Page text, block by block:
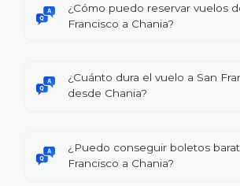
¿Cómo puedo reservar vuelos
Francisco a Chania?
¿Cuánto dura el vuelo a San
desde Chania?
¿Puedo conseguir boletos
Francisco a Chania?